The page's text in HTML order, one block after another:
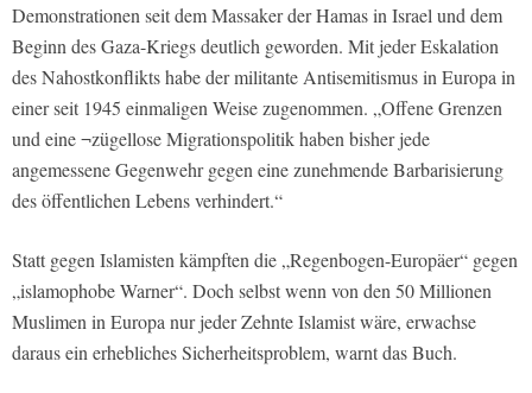
Demonstrationen seit dem Massaker der Hamas in Israel und dem
Beginn des Gaza-Kriegs deutlich geworden. Mit jeder Eskalation
des Nahostkonflikts habe der militante Antisemitismus in Europa in
einer seit 1945 einmaligen Weise zugenommen. „Offene Grenzen
und eine ¬zügellose Migrationspolitik haben bisher jede
angemessene Gegenwehr gegen eine zunehmende Barbarisierung
des öffentlichen Lebens verhindert.“
Statt gegen Islamisten kämpften die „Regenbogen-Europäer“ gegen
„islamophobe Warner“. Doch selbst wenn von den 50 Millionen
Muslimen in Europa nur jeder Zehnte Islamist wäre, erwachse
daraus ein erhebliches Sicherheitsproblem, warnt das Buch.